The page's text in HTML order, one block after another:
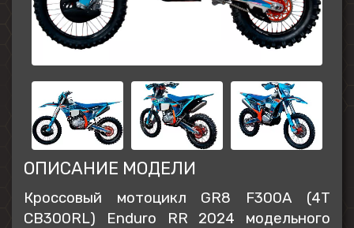
ОПИСАНИЕ МОДЕЛИ
Кроссовый мотоцикл GR8 F300A (4T
CB300RL) Enduro RR 2024 модельного